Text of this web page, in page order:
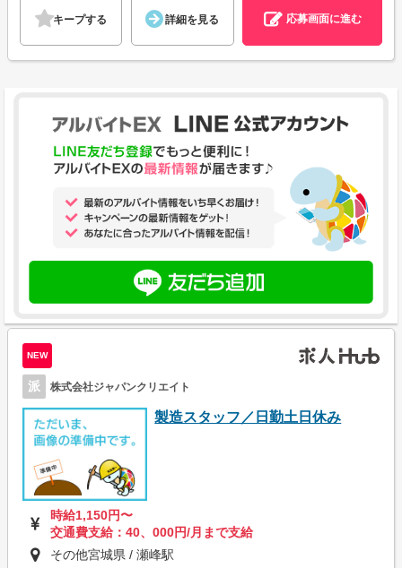
キープする 詳細を見る 応募画面に進む
NEW
派 株式会社ジャパンクリエイト
製造スタッフ／日勤土日休み
時給1,150円〜
交通費支給：40、000円/月まで支給
その他宮城県 / 瀬峰駅